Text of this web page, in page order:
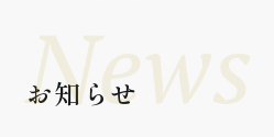
News
お知らせ